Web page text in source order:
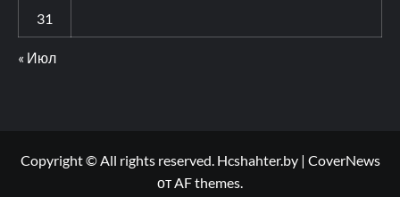
31
« Июл
Copyright © All rights reserved. Hcshahter.by | CoverNews
от AF themes.